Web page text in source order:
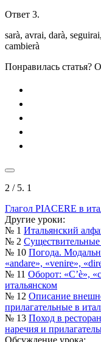
Ответ 3.
sarà, avrai, darà,
cambierà
Понравилась статья?
2 / 5. 1
Глагол PIACERE в
Другие уроки:
№ 1 Итальянский
№ 2 Существительные
№ 10 Погода.
«andare», «venire»,
№ 11 Оборот: «C’è»,
итальянском
№ 12 Описание
прилагательные в
№ 13 Поход в
наречия и